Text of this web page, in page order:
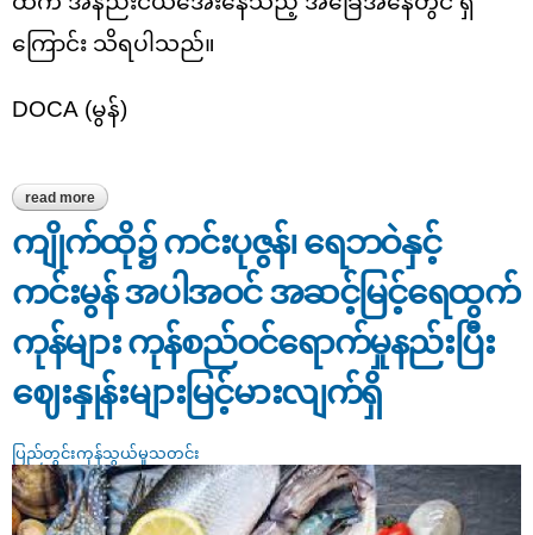
ကြောင်း သိရပါသည်။
DOCA (မွန်)
read more about ကျိုက်ထိုမြို့နယ်၏ ကွမ်းဈေးကွက်အခြေအနေ
ကျိုက်ထို၌ ကင်းပုဇွန်၊ ရေဘဝဲနှင့်
ကင်းမွန် အပါအဝင် အဆင့်မြင့်ရေထွက်
ကုန်များ ကုန်စည်ဝင်ရောက်မှုနည်းပြီး
ဈေးနှုန်းများမြင့်မားလျက်ရှိ
ပြည်တွင်းကုန်သွယ်မှုသတင်း